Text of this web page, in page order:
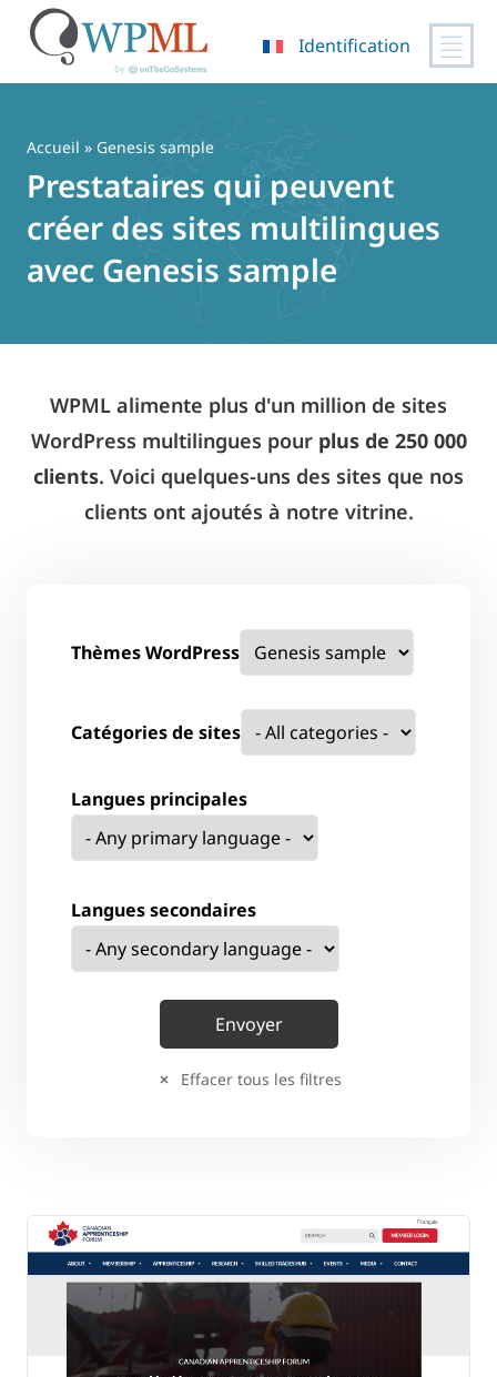
contenu
Identification
Accueil » Genesis sample
Prestataires qui peuvent
créer des sites multilingues
avec Genesis sample
WPML alimente plus d'un million de sites
WordPress multilingues pour plus de 250 000
clients. Voici quelques-uns des sites que nos
clients ont ajoutés à notre vitrine.
Thèmes WordPress
Catégories de sites
Langues principales
Langues secondaires
Effacer tous les filtres